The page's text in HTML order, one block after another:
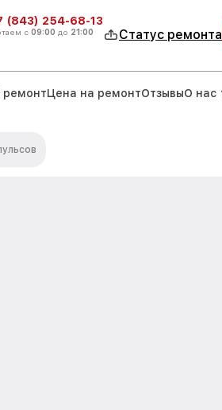
(843) 254-68-13
с 09:00 до 21:00 Статус ремонта
ремонтЦена на ремонтОтзывыО нас